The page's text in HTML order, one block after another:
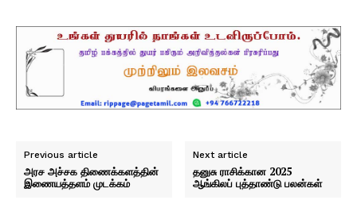
Previous article
அரச அச்சக திணைக்களத்தின்
இணையத்தளம் முடக்கம்
Next article
தனுசு ராசிக்கான 2025
ஆங்கிலப் புத்தாண்டு பலன்கள்